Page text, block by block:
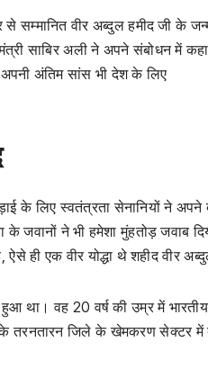
सम्मानित वीर अब्दुल हमीद जी के
साबिर अली ने अपने संबोधन में
अंतिम सांस भी देश के लिए
के लिए स्वतंत्रता सेनानियों ने अपने
जवानों ने भी हमेशा मुंहतोड़ जवाब
ही एक वीर योद्धा थे शहीद वीर
था। वह 20 वर्ष की उम्र में
के तरनतारन जिले के खेमकरण सेक्टर में